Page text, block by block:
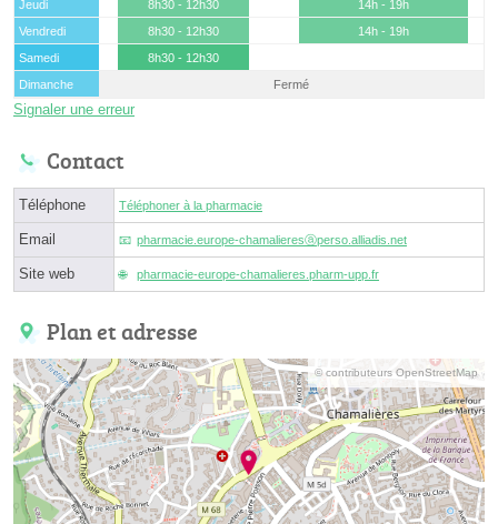
Jeudi
8h30 - 12h30
14h - 19h
Vendredi
8h30 - 12h30
14h - 19h
Samedi
8h30 - 12h30
Dimanche
Fermé
Signaler une erreur
Contact
Téléphone Téléphoner à la pharmacie
Email pharmacie.europe-chamalieresⓐperso.alliadis.net
Site web pharmacie-europe-chamalieres.pharm-upp.fr
Plan et adresse
© contributeurs OpenStreetMap